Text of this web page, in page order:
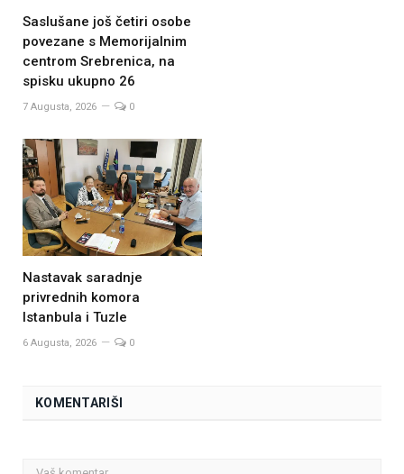
Saslušane još četiri osobe
povezane s Memorijalnim
centrom Srebrenica, na
spisku ukupno 26
7 Augusta, 2026 0
Nastavak saradnje
privrednih komora
Istanbula i Tuzle
6 Augusta, 2026 0
KOMENTARIŠI